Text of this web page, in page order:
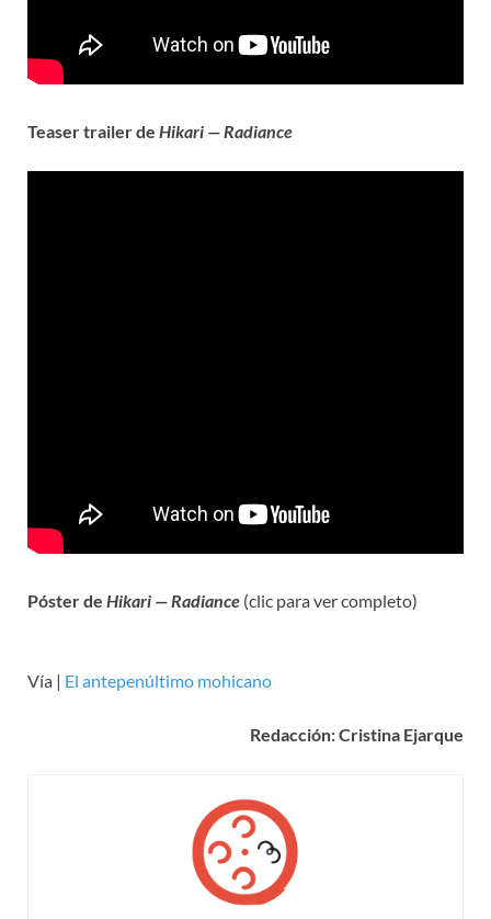
Teaser trailer de Hikari — Radiance
Póster de Hikari — Radiance (clic para ver completo)
Vía | El antepenúltimo mohicano
Redacción: Cristina Ejarque